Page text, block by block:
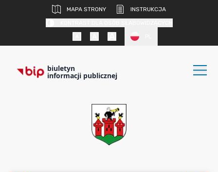
MAPA STRONY
INSTRUKCJA
biuletyn
informacji publicznej